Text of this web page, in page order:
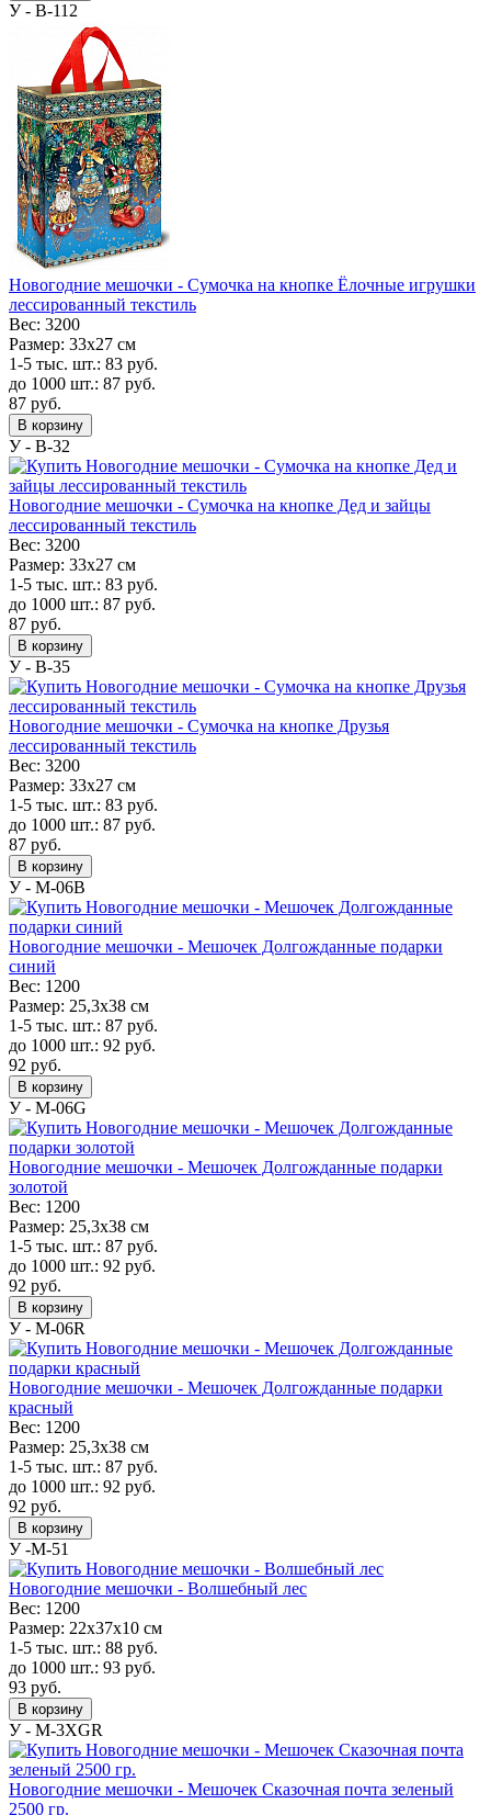
У - B-112
Новогодние мешочки - Сумочка на кнопке Ёлочные игрушки
лессированный текстиль
Вес: 3200
Размер: 33х27 см
1-5 тыс. шт.: 83 руб.
до 1000 шт.: 87 руб.
87 руб.
В корзину
У - B-32
Новогодние мешочки - Сумочка на кнопке Дед и зайцы
лессированный текстиль
Вес: 3200
Размер: 33х27 см
1-5 тыс. шт.: 83 руб.
до 1000 шт.: 87 руб.
87 руб.
В корзину
У - B-35
Новогодние мешочки - Сумочка на кнопке Друзья
лессированный текстиль
Вес: 3200
Размер: 33х27 см
1-5 тыс. шт.: 83 руб.
до 1000 шт.: 87 руб.
87 руб.
В корзину
У - M-06B
Новогодние мешочки - Мешочек Долгожданные подарки
синий
Вес: 1200
Размер: 25,3х38 см
1-5 тыс. шт.: 87 руб.
до 1000 шт.: 92 руб.
92 руб.
В корзину
У - M-06G
Новогодние мешочки - Мешочек Долгожданные подарки
золотой
Вес: 1200
Размер: 25,3х38 см
1-5 тыс. шт.: 87 руб.
до 1000 шт.: 92 руб.
92 руб.
В корзину
У - M-06R
Новогодние мешочки - Мешочек Долгожданные подарки
красный
Вес: 1200
Размер: 25,3х38 см
1-5 тыс. шт.: 87 руб.
до 1000 шт.: 92 руб.
92 руб.
В корзину
У -M-51
Новогодние мешочки - Волшебный лес
Вес: 1200
Размер: 22х37х10 см
1-5 тыс. шт.: 88 руб.
до 1000 шт.: 93 руб.
93 руб.
В корзину
У - M-3XGR
Новогодние мешочки - Мешочек Сказочная почта зеленый
2500 гр.